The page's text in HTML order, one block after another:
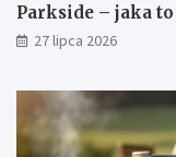
Parkside – jaka
27 lipca 2026